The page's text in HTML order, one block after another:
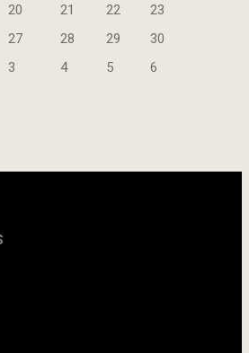
20 21 22
23
27 28 29
30
3 4 5 6